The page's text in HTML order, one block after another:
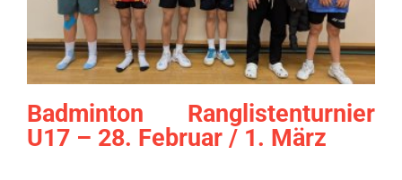
Badminton Ranglistenturnier
U17 – 28. Februar / 1. März